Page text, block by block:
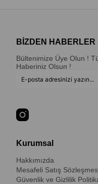
BİZDEN HABERLER
Bültenimize Üye Olun !
Haberiniz Olsun !
Kurumsal
Hakkımızda
Mesafeli Satış
Güvenlik ve Gizlilik